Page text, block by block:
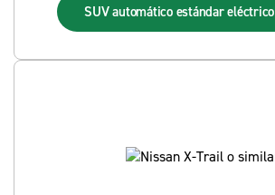
SUV automático estándar eléctrico